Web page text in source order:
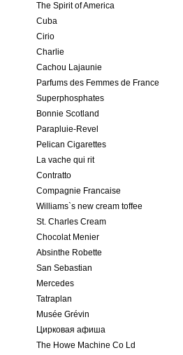
The Spirit of America
Cuba
Cirio
Charlie
Cachou Lajaunie
Parfums des Femmes de France
Superphosphates
Bonnie Scotland
Parapluie-Revel
Pelican Cigarettes
La vache qui rit
Contratto
Compagnie Francaise
Williams`s new cream toffee
St. Charles Cream
Chocolat Menier
Absinthe Robette
San Sebastian
Mercedes
Tatraplan
Musée Grévin
Цирковая афиша
The Howe Machine Co Ld